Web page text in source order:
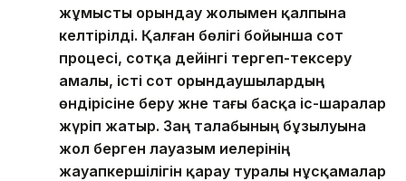
жұмысты орындау жолымен қалпына
келтірілді. Қалған бөлігі бойынша сот
процесі, сотқа дейінгі тергеп-тексеру
амалы, істі сот орындаушылардың
өндірісіне беру және тағы басқа іс-шаралар
жүріп жатыр. Заң талабының бұзылуына
жол берген лауазым иелерінің
жауапкершілігін қарау туралы нұсқамалар